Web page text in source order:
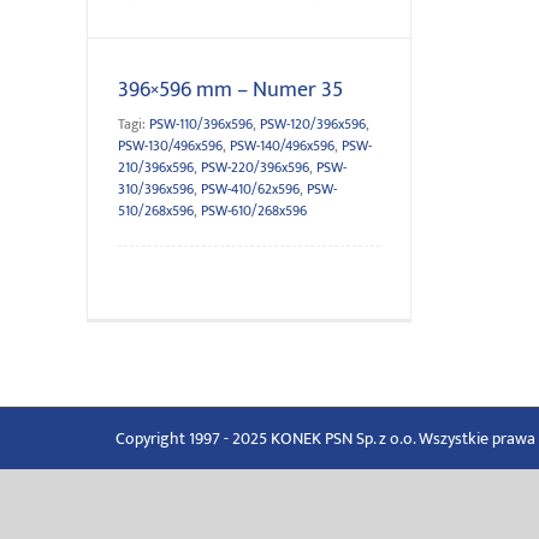
396×596 mm – Numer 35
Tagi: PSW-110/396x596, PSW-120/396x596,
PSW-130/496x596, PSW-140/496x596, PSW-
210/396x596, PSW-220/396x596, PSW-
310/396x596, PSW-410/62x596, PSW-
510/268x596, PSW-610/268x596
Copyright 1997 - 2025 KONEK PSN Sp. z o.o. Wszystkie